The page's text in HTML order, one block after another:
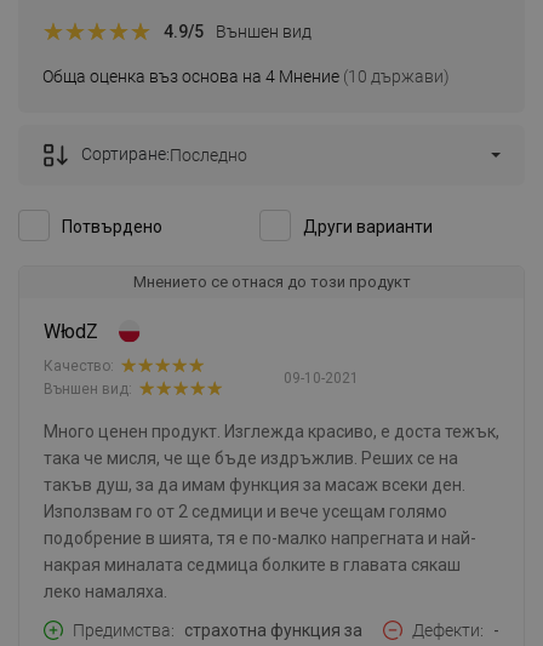
Обща оценка въз основа на 4 Мнение (10 държави)
4.9/5 Външен вид
Потвърдено Други варианти
Сортиране:Последно
Мнението се отнася до този продукт
WłodZ
09-10-2021
Качество:
Външен вид:
Много ценен продукт. Изглежда красиво, е доста тежък,
така че мисля, че ще бъде издръжлив. Реших се на
такъв душ, за да имам функция за масаж всеки ден.
Използвам го от 2 седмици и вече усещам голямо
подобрение в шията, тя е по-малко напрегната и най-
накрая миналата седмица болките в главата сякаш
леко намаляха.
Предимства
страхотна функция за
Дефекти -